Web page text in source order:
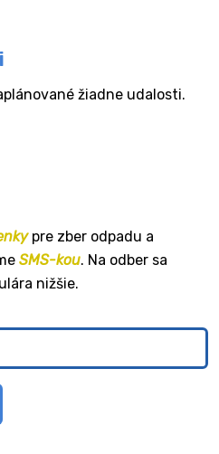
žiadne udalosti.
pre zber odpadu a
SMS-kou. Na odber sa
nižšie.